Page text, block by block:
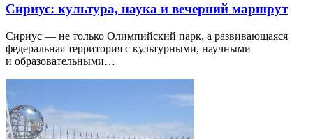
Сириус: культура, наука и вечерний маршрут
Сириус — не только Олимпийский парк, а развивающаяся
федеральная территория с культурными, научными
и образовательными…